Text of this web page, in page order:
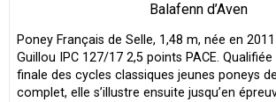
Balafenn d’Aven
Poney Français de Selle, 1,48 m, née en
Guillou IPC 127/17 2,5 points PACE.
finale des cycles classiques jeunes poneys
complet, elle s’illustre ensuite jusqu’en